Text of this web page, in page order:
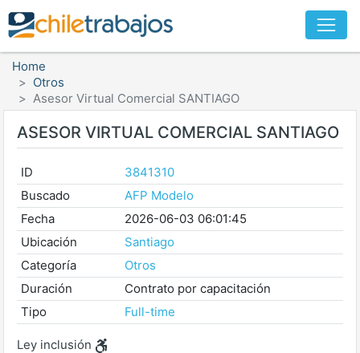
Home
Otros
Asesor Virtual Comercial SANTIAGO
ASESOR VIRTUAL COMERCIAL SANTIAGO
ID
3841310
Buscado
AFP Modelo
Fecha
2026-06-03 06:01:45
Ubicación
Santiago
Categoría
Otros
Duración
Contrato por capacitación
Tipo
Full-time
Ley inclusión